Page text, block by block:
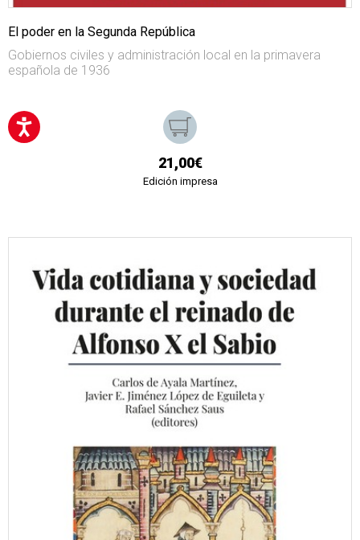
El poder en la Segunda República
Gobiernos civiles y administración local en la primavera
española de 1936
21,00€
Edición impresa